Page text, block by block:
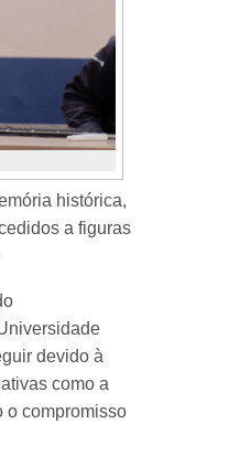
histórica,
a figuras
devido à
como a
o compromisso